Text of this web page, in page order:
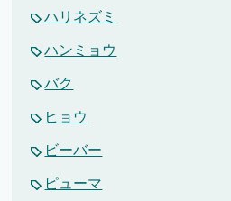
ハリネズミ
ハンミョウ
バク
ヒョウ
ビーバー
ピューマ